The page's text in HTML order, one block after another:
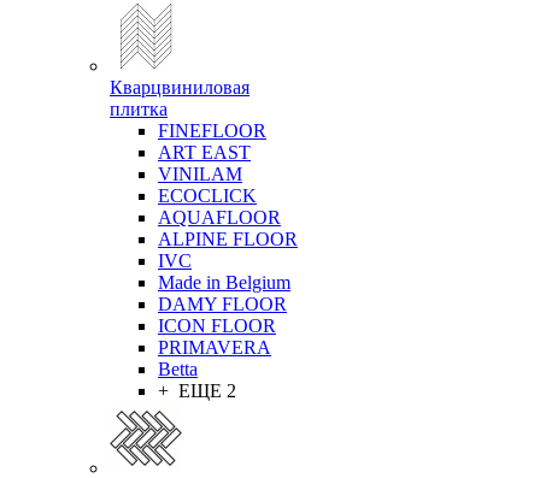
Кварцвиниловая
плитка
FINEFLOOR
ART EAST
VINILAM
ECOCLICK
AQUAFLOOR
ALPINE FLOOR
IVC
Made in Belgium
DAMY FLOOR
ICON FLOOR
PRIMAVERA
Betta
+ ЕЩЕ 2